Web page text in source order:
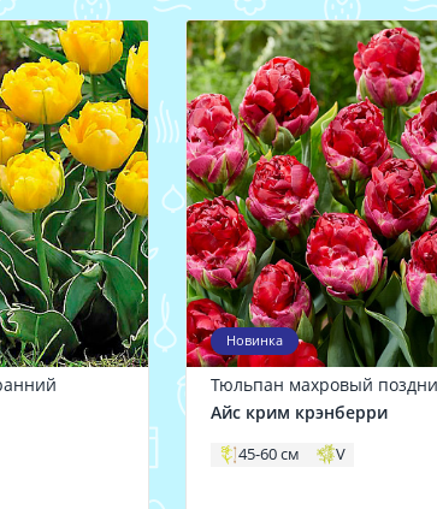
Новинка
Тюльпан махровый
Айс крим крэнберри
45-60 см V